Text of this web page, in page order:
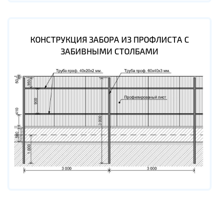
КОНСТРУКЦИЯ ЗАБОРА ИЗ ПРОФЛИСТА С
ЗАБИВНЫМИ СТОЛБАМИ